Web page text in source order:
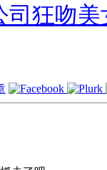
司狂吻美